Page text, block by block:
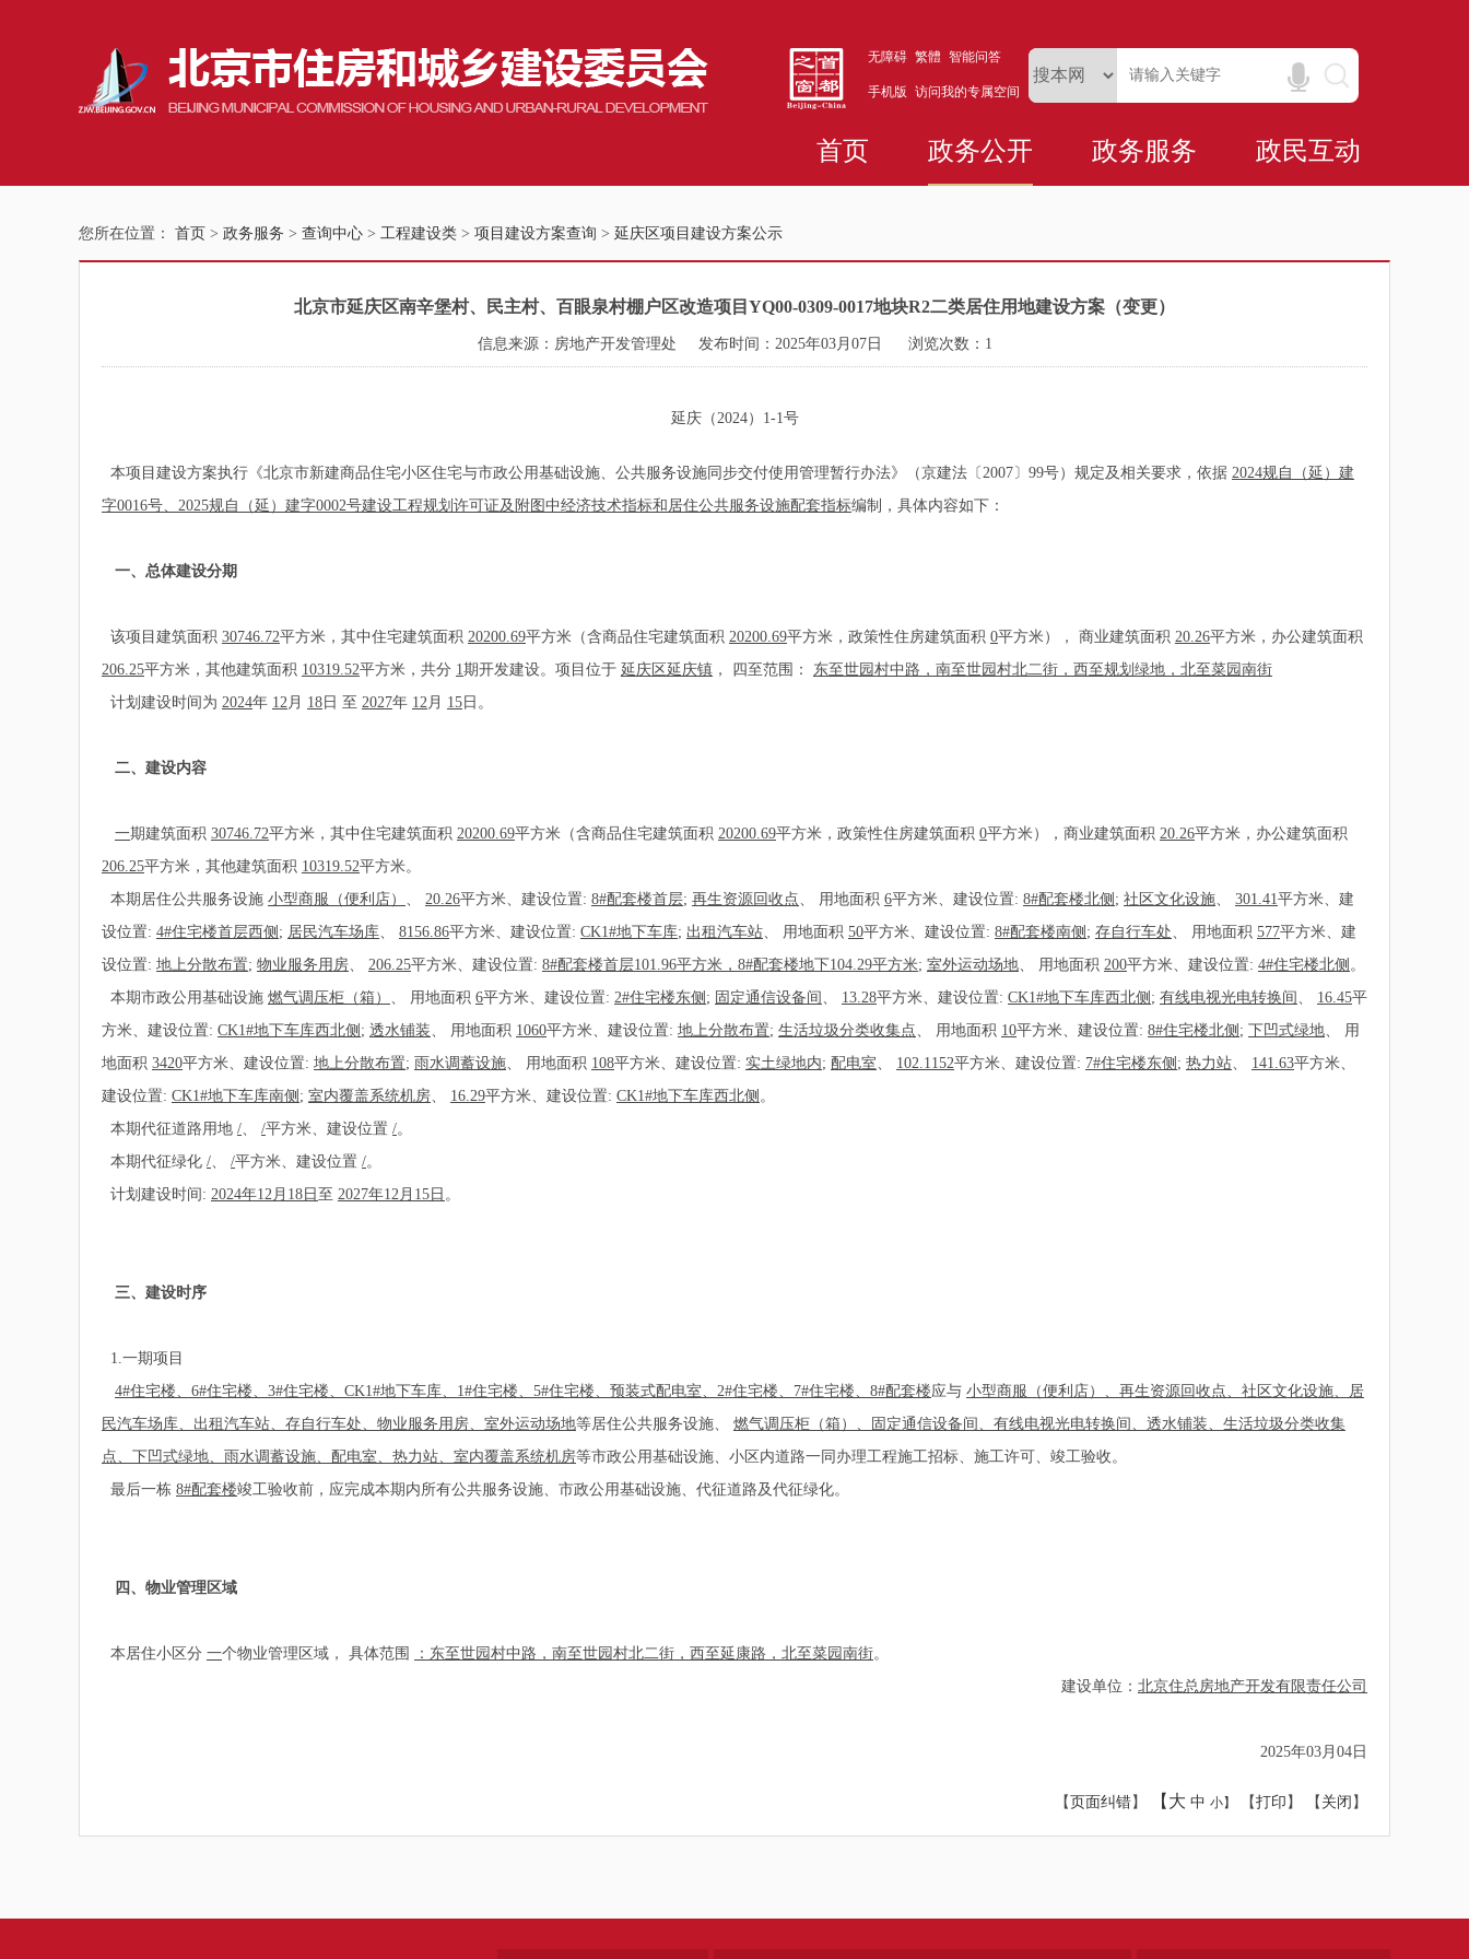
无障碍 繁體 智能问答
手机版 访问我的专属空间
首页 政务公开 政务服务 政民互动
您所在位置： 首页 > 政务服务 > 查询中心 > 工程建设类 > 项目建设方案查询 > 延庆区项目建设方案公示
北京市延庆区南辛堡村、民主村、百眼泉村棚户区改造项目YQ00-0309-0017地块R2二类居住用地建设方案（变更）
信息来源：房地产开发管理处 发布时间：2025年03月07日 浏览次数： 1
延庆（2024）1-1号
本项目建设方案执行《北京市新建商品住宅小区住宅与市政公用基础设施、公共服务设施同步交付使用管理暂行办法》（京建法〔2007〕99号）规定及相关要求，依据 2024规自（延）建
字0016号、2025规自（延）建字0002号建设工程规划许可证及附图中经济技术指标和居住公共服务设施配套指标编制，具体内容如下：
一、总体建设分期
该项目建筑面积 30746.72平方米，其中住宅建筑面积 20200.69平方米（含商品住宅建筑面积 20200.69平方米，政策性住房建筑面积 0平方米）， 商业建筑面积 20.26平方米，办公建筑面积
206.25平方米，其他建筑面积 10319.52平方米，共分 1期开发建设。项目位于 延庆区延庆镇 ， 四至范围： 东至世园村中路，南至世园村北二街，西至规划绿地，北至菜园南街
计划建设时间为 2024年 12月 18 日 至 2027年 12月 15 日。
二、建设内容
一期建筑面积 30746.72平方米，其中住宅建筑面积 20200.69平方米（含商品住宅建筑面积 20200.69平方米，政策性住房建筑面积 0平方米），商业建筑面积 20.26平方米，办公建筑面积
206.25平方米，其他建筑面积 10319.52平方米。
本期居住公共服务设施 小型商服（便利店） 、 20.26平方米、建设位置: 8#配套楼首层; 再生资源回收点、 用地面积 6平方米、建设位置: 8#配套楼北侧 ; 社区文化设施、 301.41平方米、建
设位置: 4#住宅楼首层西侧 ; 居民汽车场库、 8156.86平方米、建设位置: CK1#地下车库; 出租汽车站、 用地面积 50平方米、建设位置: 8#配套楼南侧 ; 存自行车处、 用地面积 577平方米、建
设位置: 地上分散布置; 物业服务用房、 206.25平方米、建设位置: 8#配套楼首层101.96平方米，8#配套楼地下104.29平方米; 室外运动场地、 用地面积 200平方米、建设位置: 4#住宅楼北侧 。
本期市政公用基础设施 燃气调压柜（箱） 、 用地面积 6平方米、建设位置: 2#住宅楼东侧 ; 固定通信设备间 、 13.28平方米、建设位置: CK1#地下车库西北侧 ; 有线电视光电转换间 、 16.45平
方米、建设位置: CK1#地下车库西北侧 ; 透水铺装、 用地面积 1060平方米、建设位置: 地上分散布置; 生活垃圾分类收集点、 用地面积 10平方米、建设位置: 8#住宅楼北侧 ; 下凹式绿地、 用
地面积 3420平方米、建设位置: 地上分散布置; 雨水调蓄设施、 用地面积 108平方米、建设位置: 实土绿地内; 配电室、 102.1152平方米、建设位置: 7#住宅楼东侧 ; 热力站、 141.63平方米、
建设位置: CK1#地下车库南侧 ; 室内覆盖系统机房、 16.29平方米、建设位置: CK1#地下车库西北侧 。
本期代征道路用地 /、 /平方米、建设位置 /。
本期代征绿化 /、 /平方米、建设位置 /。
计划建设时间: 2024年12月18日 至 2027年12月15日 。
三、建设时序
1.一期项目
4#住宅楼、6#住宅楼、3#住宅楼、CK1#地下车库、1#住宅楼、5#住宅楼、预装式配电室、2#住宅楼、7#住宅楼、8#配套楼应与 小型商服（便利店）、再生资源回收点、社区文化设施、居
民汽车场库、出租汽车站、存自行车处、物业服务用房、室外运动场地等居住公共服务设施、 燃气调压柜（箱）、固定通信设备间、有线电视光电转换间、透水铺装、生活垃圾分类收集
点、下凹式绿地、雨水调蓄设施、配电室、热力站、室内覆盖系统机房等市政公用基础设施、小区内道路一同办理工程施工招标、施工许可、竣工验收。
最后一栋 8#配套楼竣工验收前，应完成本期内所有公共服务设施、市政公用基础设施、代征道路及代征绿化。
四、物业管理区域
本居住小区分 一个物业管理区域， 具体范围 ：东至世园村中路，南至世园村北二街，西至延康路，北至菜园南街。
建设单位： 北京住总房地产开发有限责任公司
2025年03月04日
【页面纠错】 【大 中 小】 【打印 】 【 关闭 】